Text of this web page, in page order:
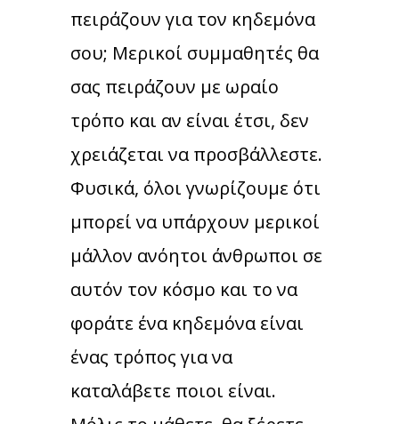
πειράζουν για τον κηδεμόνα
σου; Μερικοί συμμαθητές θα
σας πειράζουν με ωραίο
τρόπο και αν είναι έτσι, δεν
χρειάζεται να προσβάλλεστε.
Φυσικά, όλοι γνωρίζουμε ότι
μπορεί να υπάρχουν μερικοί
μάλλον ανόητοι άνθρωποι σε
αυτόν τον κόσμο και το να
φοράτε ένα κηδεμόνα είναι
ένας τρόπος για να
καταλάβετε ποιοι είναι.